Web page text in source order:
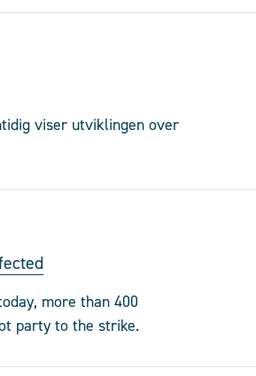
viser utviklingen over
more than 400
party to the strike.